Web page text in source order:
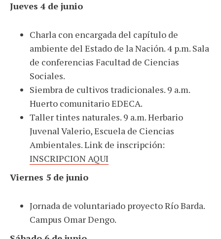
Jueves 4 de junio
Charla con encargada del capítulo de
ambiente del Estado de la Nación. 4 p.m. Sala
de conferencias Facultad de Ciencias
Sociales.
Siembra de cultivos tradicionales. 9 a.m.
Huerto comunitario EDECA.
Taller tintes naturales. 9 a.m. Herbario
Juvenal Valerio, Escuela de Ciencias
Ambientales. Link de inscripción:
INSCRIPCION AQUI
Viernes 5 de junio
Jornada de voluntariado proyecto Río Barda.
Campus Omar Dengo.